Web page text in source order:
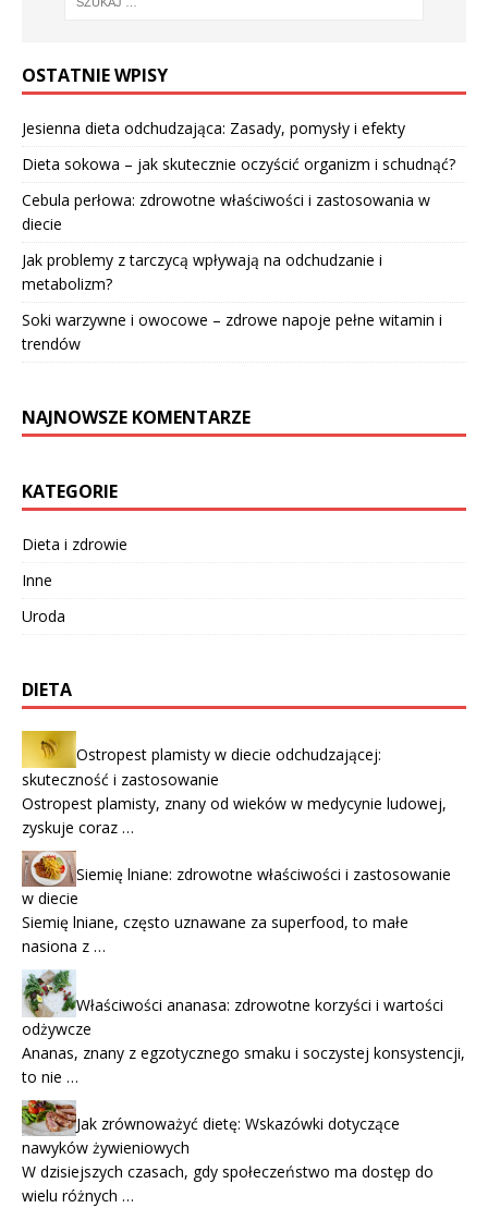
OSTATNIE WPISY
Jesienna dieta odchudzająca: Zasady, pomysły i efekty
Dieta sokowa – jak skutecznie oczyścić organizm i schudnąć?
Cebula perłowa: zdrowotne właściwości i zastosowania w
diecie
Jak problemy z tarczycą wpływają na odchudzanie i
metabolizm?
Soki warzywne i owocowe – zdrowe napoje pełne witamin i
trendów
NAJNOWSZE KOMENTARZE
KATEGORIE
Dieta i zdrowie
Inne
Uroda
DIETA
Ostropest plamisty w diecie odchudzającej:
skuteczność i zastosowanie
Ostropest plamisty, znany od wieków w medycynie ludowej,
zyskuje coraz …
Siemię lniane: zdrowotne właściwości i zastosowanie
w diecie
Siemię lniane, często uznawane za superfood, to małe
nasiona z …
Właściwości ananasa: zdrowotne korzyści i wartości
odżywcze
Ananas, znany z egzotycznego smaku i soczystej konsystencji,
to nie …
Jak zrównoważyć dietę: Wskazówki dotyczące
nawyków żywieniowych
W dzisiejszych czasach, gdy społeczeństwo ma dostęp do
wielu różnych …